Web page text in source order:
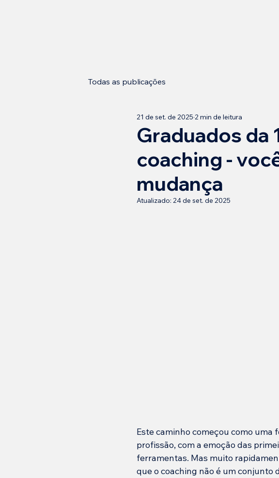
Todas as publicações
Graduados da
coaching -
mudança
21 de set. de 2025 2 min de leitura
Atualizado: 24 de set. de 2025
Este caminho começou como uma
profissão, com a emoção das
ferramentas. Mas muito
que o coaching não é um conjunto